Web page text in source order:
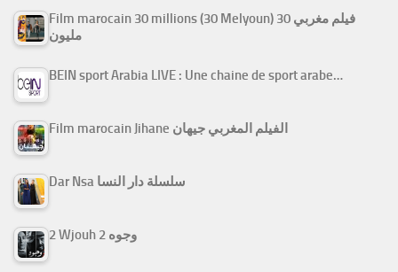
Film marocain 30 millions (30 Melyoun) فيلم مغربي 30
مليون
BEIN sport Arabia LIVE : Une chaine de sport arabe…
Film marocain Jihane الفيلم المغربي جيهان
Dar Nsa سلسلة دار النسا
2 Wjouh 2 وجوه